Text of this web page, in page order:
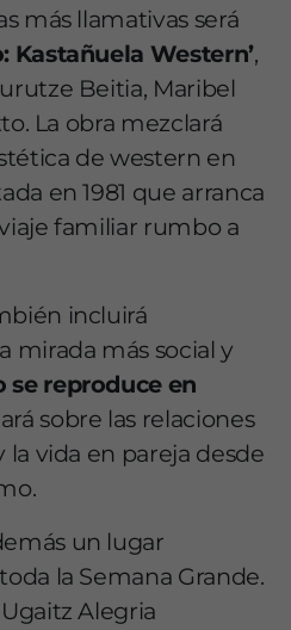
más llamativas será
Kastañuela Western’,
Beitia, Maribel
La obra mezclará
de western en
en 1981 que arranca
familiar rumbo a
incluirá
mirada más social y
se reproduce en
sobre las relaciones
la vida en pareja desde
un lugar
la Semana Grande.
Alegria